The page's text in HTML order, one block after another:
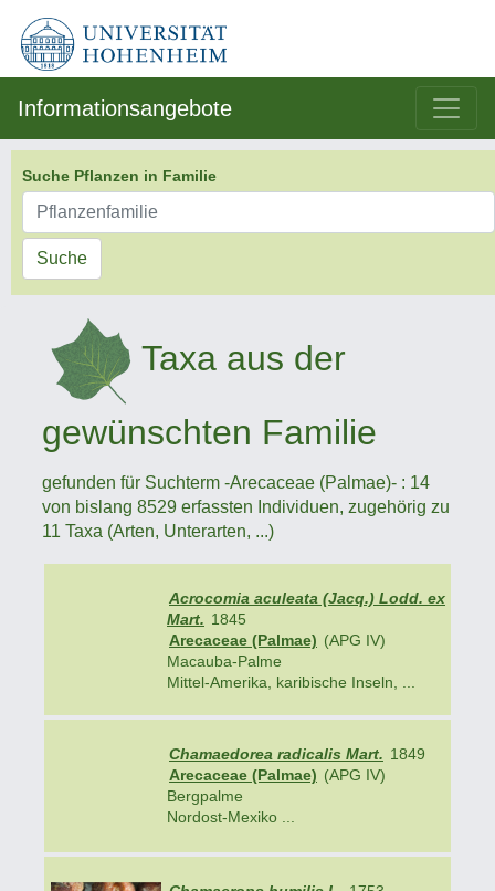
Informationsangebote
Suche Pflanzen in Familie
Suche
Taxa aus der
gewünschten Familie
gefunden für Suchterm -Arecaceae (Palmae)- : 14
von bislang 8529 erfassten Individuen, zugehörig zu
11 Taxa (Arten, Unterarten, ...)
Acrocomia aculeata (Jacq.) Lodd. ex
Mart. 1845
Arecaceae (Palmae) (APG IV)
Macauba-Palme
Mittel-Amerika, karibische Inseln, ...
Chamaedorea radicalis Mart. 1849
Arecaceae (Palmae) (APG IV)
Bergpalme
Nordost-Mexiko ...